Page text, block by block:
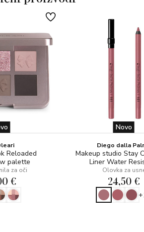
Reloaded
palette
za oči
€
Novo
Diego dalla
Makeup studio Stay
Liner Water
Olovka za
24,50 €